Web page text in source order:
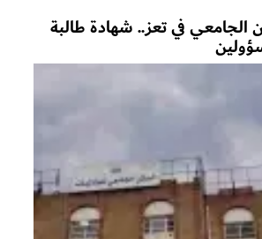
الجامعي في تعز.. شهادة طالبة